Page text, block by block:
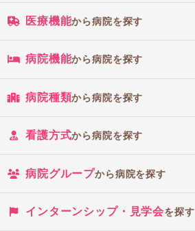
医療機能から病院を探す
病院機能から病院を探す
病院種類から病院を探す
看護方式から病院を探す
病院グループから病院を探す
インターンシップ・見学会を探す